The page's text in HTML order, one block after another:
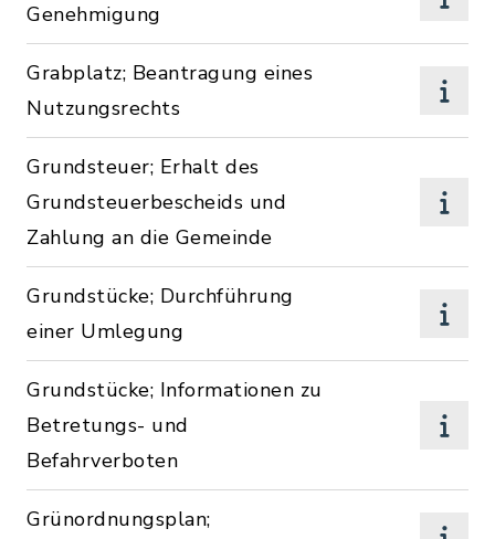
Genehmigung
Grabplatz; Beantragung eines
Nutzungsrechts
Grundsteuer; Erhalt des
Grundsteuerbescheids und
Zahlung an die Gemeinde
Grundstücke; Durchführung
einer Umlegung
Grundstücke; Informationen zu
Betretungs- und
Befahrverboten
Grünordnungsplan;